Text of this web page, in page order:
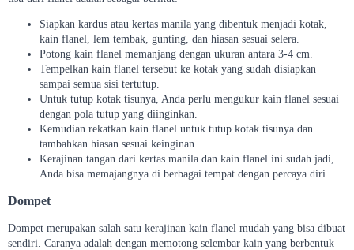
Siapkan kardus atau kertas manila yang dibentuk menjadi kotak,
kain flanel, lem tembak, gunting, dan hiasan sesuai selera.
Potong kain flanel memanjang dengan ukuran antara 3-4 cm.
Tempelkan kain flanel tersebut ke kotak yang sudah disiapkan
sampai semua sisi tertutup.
Untuk tutup kotak tisunya, Anda perlu mengukur kain flanel sesuai
dengan pola tutup yang diinginkan.
Kemudian rekatkan kain flanel untuk tutup kotak tisunya dan
tambahkan hiasan sesuai keinginan.
Kerajinan tangan dari kertas manila dan kain flanel ini sudah jadi,
Anda bisa memajangnya di berbagai tempat dengan percaya diri.
Dompet
Dompet merupakan salah satu kerajinan kain flanel mudah yang bisa dibuat
sendiri. Caranya adalah dengan memotong selembar kain yang berbentuk